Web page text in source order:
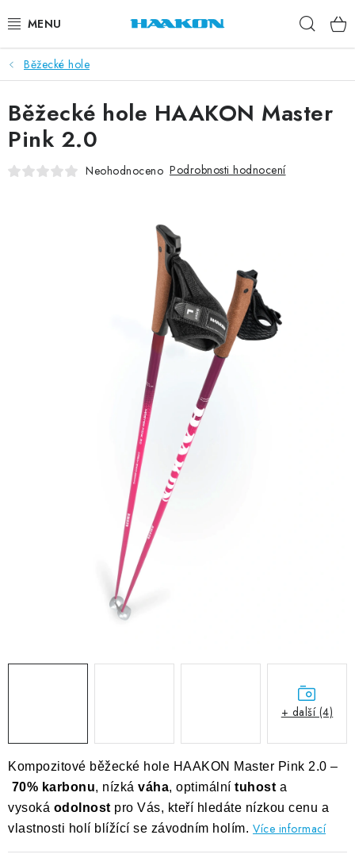
na
BĚŽECKÉ HOLE
NORDIC WALKING
TRAIL RUNNING
Podmínky ochrany osobních údajů
Reklamace nebo vrácení
Běžecké hole
Kompozitové běžecké hole HAAKON Master Pink 2.0 –
70% karbonu, nízká váha, optimální tuhost a
vysoká odolnost pro Vás, kteří hledáte nízkou cenu a
vlastnosti holí blížící se závodním holím. Více informací
Běžecké hole HAAKON Master
Pink 2.0
Neohodnoceno Podrobnosti hodnocení
+ další (4)